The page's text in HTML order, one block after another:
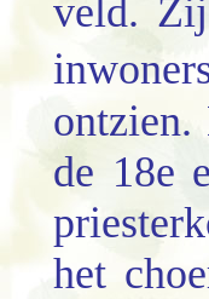
veld.
de 18e
het